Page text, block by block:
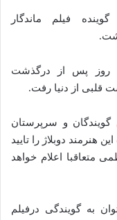
فیلم ماندگار
روز پس از درگذشت
و سرپرستان
هنرمند دوبلاژ را تایید
متعاقبا اعلام خواهد
به گویندگی درفیلم